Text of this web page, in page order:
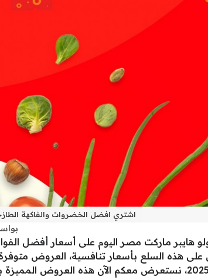
اشتري افضل الخضروات والفاكهة الطازجة
هايبر ماركت مصر اليوم على أسعار أفضل